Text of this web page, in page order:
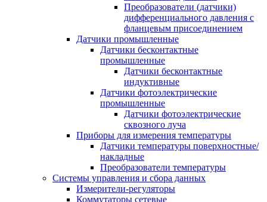
Преобразователи (датчики)
дифференциального давления с
фланцевым присоединением
Датчики промышленные
Датчики бесконтактные
промышленные
Датчики бесконтактные
индуктивные
Датчики фотоэлектрические
промышленные
Датчики фотоэлектрические
сквозного луча
Приборы для измерения температуры
Датчики температуры поверхностные/
накладные
Преобразователи температуры
Системы управления и сбора данных
Измерители-регуляторы
Коммутаторы сетевые